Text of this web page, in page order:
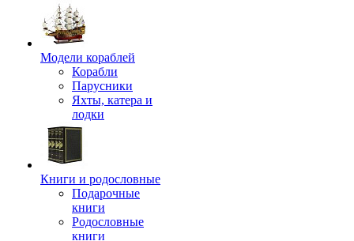
Модели кораблей
Корабли
Парусники
Яхты, катера и
лодки
Книги и родословные
Подарочные
книги
Родословные
книги